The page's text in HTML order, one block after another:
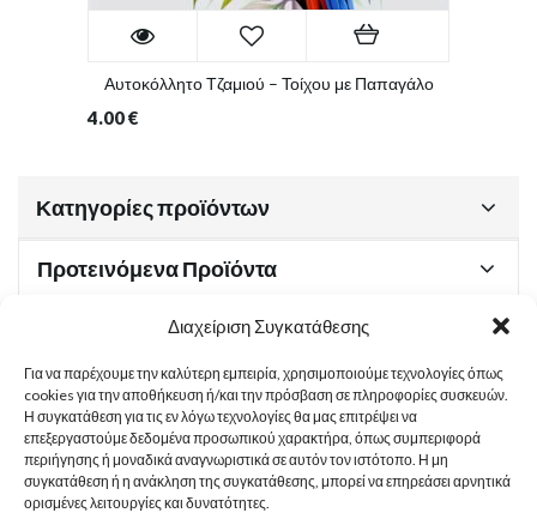
Διαχείριση Συγκατάθεσης
Για να παρέχουμε την καλύτερη εμπειρία, χρησιμοποιούμε τεχνολογίες όπως
cookies για την αποθήκευση ή/και την πρόσβαση σε πληροφορίες συσκευών.
Η συγκατάθεση για τις εν λόγω τεχνολογίες θα μας επιτρέψει να
επεξεργαστούμε δεδομένα προσωπικού χαρακτήρα, όπως συμπεριφορά
περιήγησης ή μοναδικά αναγνωριστικά σε αυτόν τον ιστότοπο. Η μη
συγκατάθεση ή η ανάκληση της συγκατάθεσης, μπορεί να επηρεάσει αρνητικά
ορισμένες λειτουργίες και δυνατότητες.
Αυτοκόλλητο Τζαμιού – Τοίχου με Παπαγάλο
4.00€
Κατηγορίες προϊόντων
Προτεινόμενα Προϊόντα
Χρήσιμα Έγγραφα
Sitemap
Στοιχεία Επικοινωνίας